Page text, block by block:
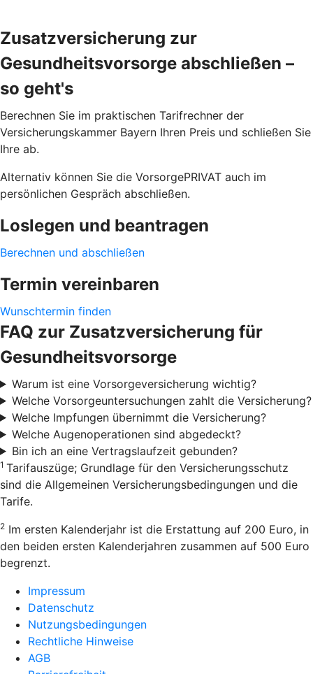
Zusatzversicherung zur
Gesundheitsvorsorge abschließen –
so geht's
Berechnen Sie im praktischen Tarifrechner der
Versicherungskammer Bayern Ihren Preis und schließen Sie
Ihre ab.
Alternativ können Sie die VorsorgePRIVAT auch im
persönlichen Gespräch abschließen.
Loslegen und beantragen
Berechnen und abschließen
Termin vereinbaren
Wunschtermin finden
FAQ zur Zusatzversicherung für
Gesundheitsvorsorge
Warum ist eine Vorsorgeversicherung wichtig?
Welche Vorsorgeuntersuchungen zahlt die Versicherung?
Welche Impfungen übernimmt die Versicherung?
Welche Augenoperationen sind abgedeckt?
Bin ich an eine Vertragslaufzeit gebunden?
1 Tarifauszüge; Grundlage für den Versicherungsschutz
sind die Allgemeinen Versicherungsbedingungen und die
Tarife.
2 Im ersten Kalenderjahr ist die Erstattung auf 200 Euro, in
den beiden ersten Kalenderjahren zusammen auf 500 Euro
begrenzt.
Impressum
Datenschutz
Nutzungsbedingungen
Rechtliche Hinweise
AGB